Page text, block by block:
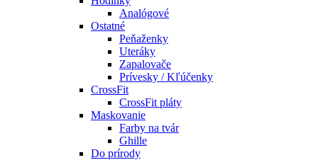
Analógové
Ostatné
Peňaženky
Uteráky
Zapalovače
Prívesky / Kľúčenky
CrossFit
CrossFit pláty
Maskovanie
Farby na tvár
Ghille
Do prírody